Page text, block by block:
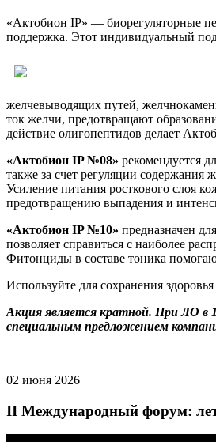
«Актобион IP» — биорегуляторные
поддержка. Этот индивидуальный
желчевыводящих путей,
ток желчи, предотвращают
действие олигопептидов делает
«Актобион IP №08» рекомендуется
также за счет регуляции
Усиление питания росткового слоя
предотвращению выпадения и
«Актобион IP №10» предназначен
позволяет справиться с наиболее
Фитонциды в составе тоника
Используйте для сохранения
Акция является кратной. При ЛО в
специальным предложением
02 июня 2026
II Международный форум: